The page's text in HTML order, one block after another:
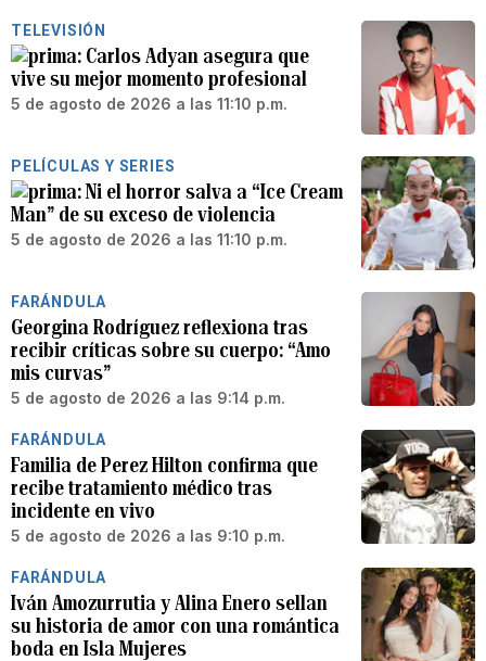
TELEVISIÓN
Carlos Adyan asegura que
vive su mejor momento profesional
5 de agosto de 2026 a las 11:10 p.m.
PELÍCULAS Y SERIES
Ni el horror salva a “Ice Cream
Man” de su exceso de violencia
5 de agosto de 2026 a las 11:10 p.m.
FARÁNDULA
Georgina Rodríguez reflexiona tras
recibir críticas sobre su cuerpo: “Amo
mis curvas”
5 de agosto de 2026 a las 9:14 p.m.
FARÁNDULA
Familia de Perez Hilton confirma que
recibe tratamiento médico tras
incidente en vivo
5 de agosto de 2026 a las 9:10 p.m.
FARÁNDULA
Iván Amozurrutia y Alina Enero sellan
su historia de amor con una romántica
boda en Isla Mujeres